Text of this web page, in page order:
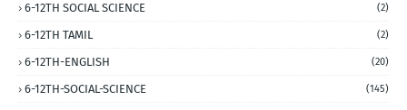
6-12TH SOCIAL SCIENCE (2)
6-12TH TAMIL (2)
6-12TH-ENGLISH (20)
6-12TH-SOCIAL-SCIENCE (145)